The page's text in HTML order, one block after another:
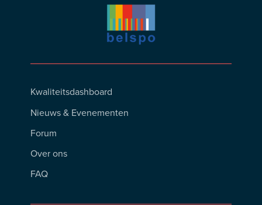
Footer
Menu
Kwaliteitsdashboard
Nieuws & Evenementen
Forum
Over ons
FAQ